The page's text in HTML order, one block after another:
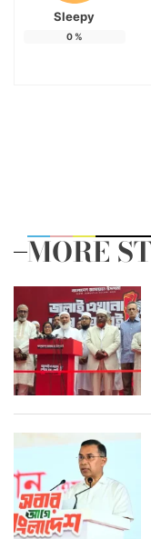
Sleepy
0%
MORE